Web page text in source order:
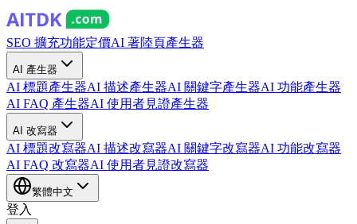
SEO 擴充功能定價AI 著陸頁產生器
AI 產生器
AI 標題產生器AI 描述產生器AI 關鍵字產生器AI 功能產生器
AI FAQ 產生器AI 使用者見證產生器
AI 改寫器
AI 標題改寫器AI 描述改寫器AI 關鍵字改寫器AI 功能改寫器
AI FAQ 改寫器AI 使用者見證改寫器
繁體中文
登入